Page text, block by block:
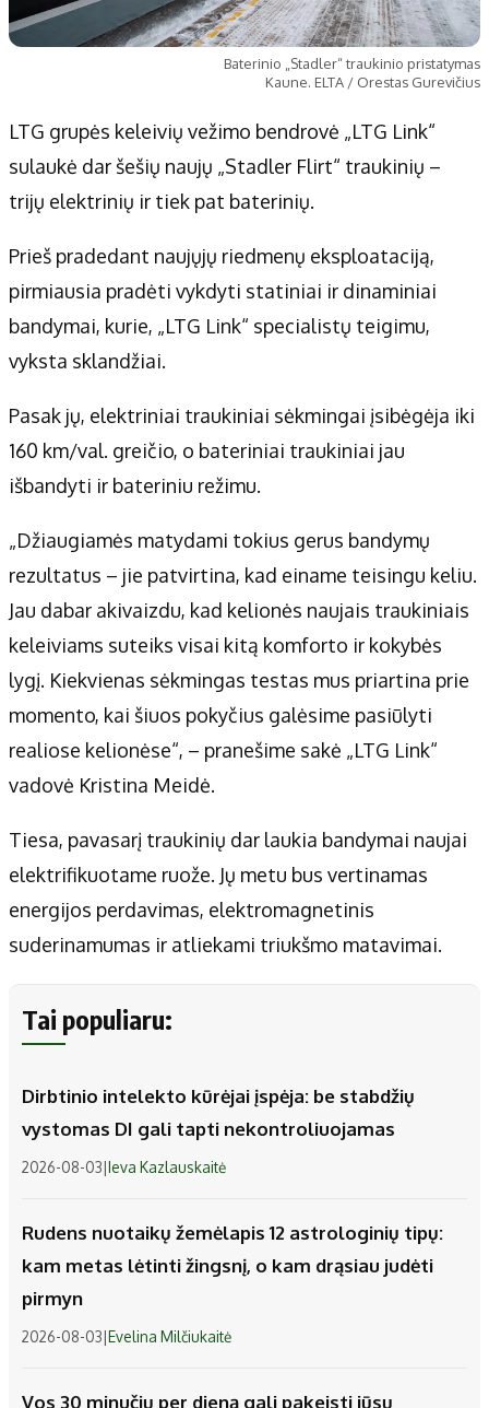
Alytaus miesto
Marijampolės
Palangos miesto
Prienų rajono
Redakcija
Apie mus
Autoriai
Privatumo politika
Redakcijos politika
Receptai
Baterinio „Stadler“ traukinio pristatymas
Kaune. ELTA / Orestas Gurevičius
LTG grupės keleivių vežimo bendrovė „LTG Link“
sulaukė dar šešių naujų „Stadler Flirt“ traukinių –
trijų elektrinių ir tiek pat baterinių.
Prieš pradedant naujųjų riedmenų eksploataciją,
pirmiausia pradėti vykdyti statiniai ir dinaminiai
bandymai, kurie, „LTG Link“ specialistų teigimu,
vyksta sklandžiai.
Pasak jų, elektriniai traukiniai sėkmingai įsibėgėja iki
160 km/val. greičio, o bateriniai traukiniai jau
išbandyti ir bateriniu režimu.
„Džiaugiamės matydami tokius gerus bandymų
rezultatus – jie patvirtina, kad einame teisingu keliu.
Jau dabar akivaizdu, kad kelionės naujais traukiniais
keleiviams suteiks visai kitą komforto ir kokybės
lygį. Kiekvienas sėkmingas testas mus priartina prie
momento, kai šiuos pokyčius galėsime pasiūlyti
realiose kelionėse“, – pranešime sakė „LTG Link“
vadovė Kristina Meidė.
Tiesa, pavasarį traukinių dar laukia bandymai naujai
elektrifikuotame ruože. Jų metu bus vertinamas
energijos perdavimas, elektromagnetinis
suderinamumas ir atliekami triukšmo matavimai.
Tai populiaru:
Dirbtinio intelekto kūrėjai įspėja: be stabdžių
vystomas DI gali tapti nekontroliuojamas
2026-08-03|Ieva Kazlauskaitė
Rudens nuotaikų žemėlapis 12 astrologinių tipų:
kam metas lėtinti žingsnį, o kam drąsiau judėti
pirmyn
2026-08-03|Evelina Milčiukaitė
Vos 30 minučių per dieną gali pakeisti jūsų